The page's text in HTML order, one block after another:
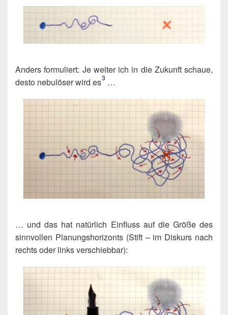
Anders for­mu­liert: Je wei­ter ich in die Zukunft schaue,
des­to nebu­lö­ser wird es​3 …
… und das hat natür­lich Ein­fluss auf die Grö­ße des
sinn­vol­len Pla­nungs­ho­ri­zonts (Stift – im Dis­kurs nach
rechts oder links verschiebbar):